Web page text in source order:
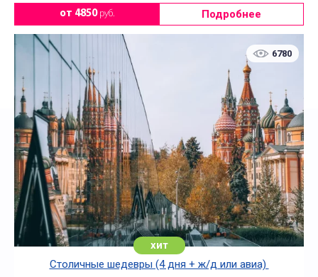
от 4850руб. Подробнее
6780
хит
Столичные шедевры (4 дня + ж/д или авиа)